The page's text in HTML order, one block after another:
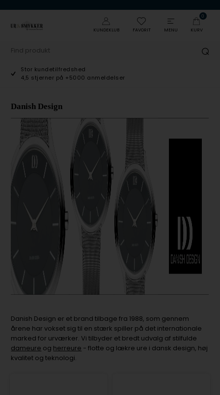
KUNDEKLUB FAVORIT MENU
0
KURV
Stor kundetilfredshed
4,5 stjerner på +5000 anmeldelser
Danish Design
Danish Design er et brand tilbage fra 1988, som gennem
årene har vokset sig til en stærk spiller på det internationale
marked for urværker. Vi tilbyder et bredt udvalg af stilfulde
dameure og herreure - flotte og lækre ure i dansk design, høj
kvalitet og teknologi.